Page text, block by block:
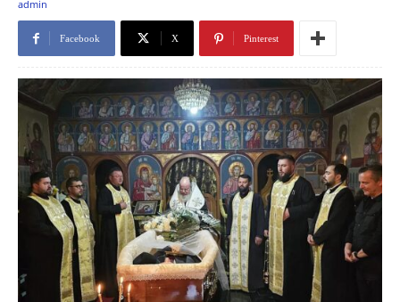
Facebook X Pinterest